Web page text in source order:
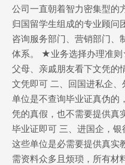
公司一直朝着智力密集型的
归国留学生组成的专业顾问
咨询服务部门、营销部门、
体系。 ★业务选择办理准
父母、亲戚朋友看下文凭的
文凭即可 二、回国进私企
单位是不查询毕业证真伪的
凭的真假，也不需要提供真
毕业证即可 三、进国企，银
这些单位是必需要提供真实
需资料众多且烦琐，所有材